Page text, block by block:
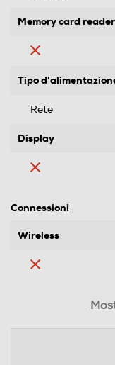
Memory card reader
Tipo
Rete
Display
Connessioni
Wireless